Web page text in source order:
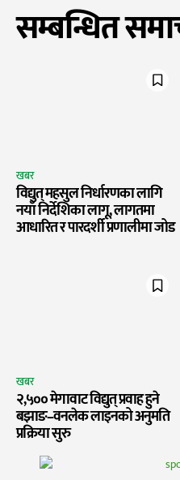
सम्बन्धित
खबर
विद्युत् महसुल निर्धारणका लागि
नयाँ निर्देशिका लागू, लागतमा
आधारित र पारदर्शी प्रणालीमा जोड
खबर
२,५०० मेगावाट विद्युत् प्रवाह हुने
बझाङ–वनलेक लाइनको अनुमति
प्रक्रिया सुरु